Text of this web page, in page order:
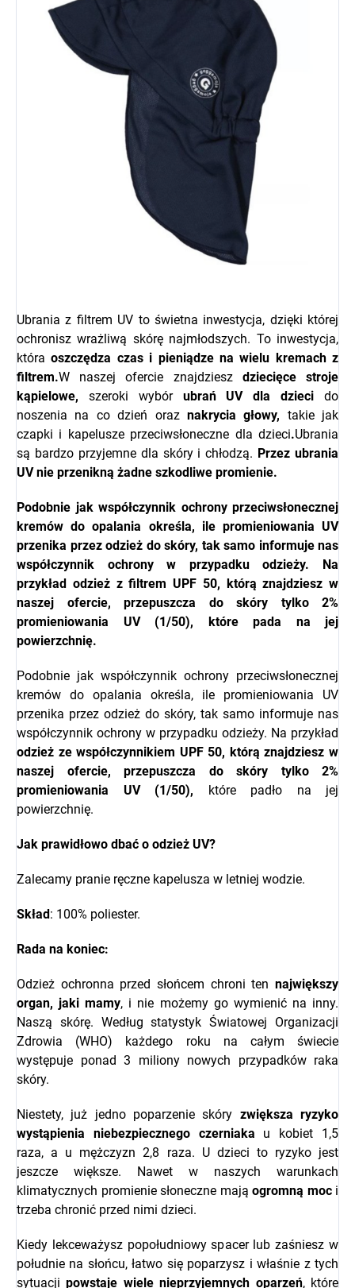
Ubrania z filtrem UV to świetna inwestycja, dzięki której
ochronisz wrażliwą skórę najmłodszych. To inwestycja,
któraoszczędza czas i pieniądze na wielu kremach z
filtrem.W naszej ofercie znajdziesz dziecięce
stroje
kąpielowe, szeroki wybór ubrań UV dla dzieci do
noszenia na co dzień oraz nakrycia głowy, takie jak
czapki i kapelusze przeciwsłoneczne dla dzieci.Ubrania
są bardzo przyjemne dla skóry i chłodzą. Przez ubrania
UV nie przenikną żadne szkodliwe promienie.
Podobnie jak współczynnik ochrony przeciwsłonecznej
kremów do opalania określa, ile promieniowania UV
przenika przez odzież do skóry, tak samo informuje nas
współczynnik ochrony w przypadku odzieży. Na
przykład odzież z filtrem UPF 50, którą znajdziesz w
naszej ofercie, przepuszcza do skóry tylko 2%
promieniowania UV (1/50), które pada na jej
powierzchnię.
Podobnie jak współczynnik ochrony przeciwsłonecznej
kremów do opalania określa, ile promieniowania UV
przenika przez odzież do skóry, tak samo informuje nas
współczynnik ochrony w przypadku odzieży. Na przykład
odzież zewspółczynnikiem UPF 50, którą znajdziesz w
naszej ofercie, przepuszcza do skóry tylko 2%
promieniowania UV (1/50),
które padło na jej
powierzchnię.
Jak prawidłowo dbać o odzież UV?
Zalecamy pranie ręczne kapelusza w letniej wodzie.
Skład : 100% poliester.
Rada na koniec:
Odzież ochronna przed słońcem chroni ten największy
organ, jaki mamy, i nie możemy go wymienić na inny.
Naszą skórę. Według statystyk Światowej Organizacji
Zdrowia (WHO) każdego roku na całym świecie
występuje ponad 3 miliony nowych przypadków raka
skóry.
Niestety, już jedno poparzenie skóry zwiększa ryzyko
wystąpienia niebezpiecznego czerniaka u kobiet 1,5
raza, a u mężczyzn 2,8 raza. U dzieci to ryzyko jest
jeszcze większe. Nawet w naszych warunkach
klimatycznych promienie słoneczne mają ogromną moci
trzeba chronić przed nimi dzieci.
Kiedy lekceważysz popołudniowy spacer lub zaśniesz w
południe na słońcu, łatwo się poparzysz i właśnie z tych
sytuacjipowstaje wiele nieprzyjemnych oparzeń, które